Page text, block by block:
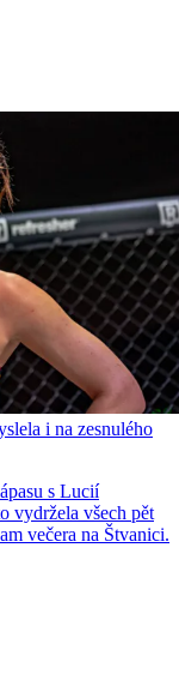
i na zesnulého
s Lucií
vydržela všech pět
večera na Štvanici.